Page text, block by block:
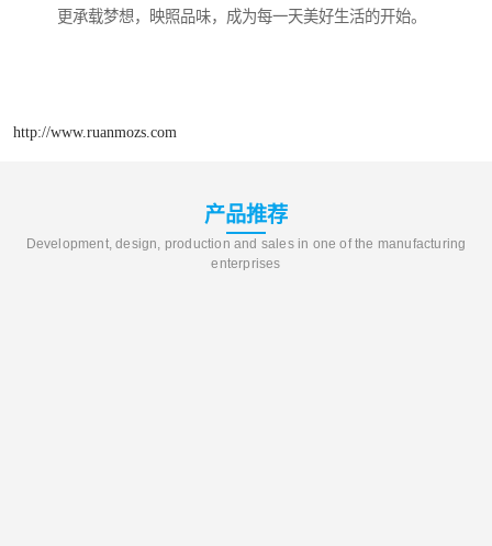
更承载梦想，映照品味，成为每一天美好生活的开始。
http://www.ruanmozs.com
产品推荐
Development, design, production and sales in one of the manufacturing
enterprises